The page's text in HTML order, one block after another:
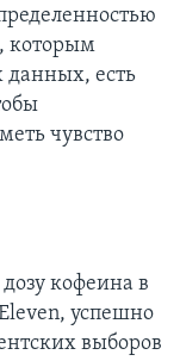
которым
данных, есть
чувство
кофеина в
успешно
выборов